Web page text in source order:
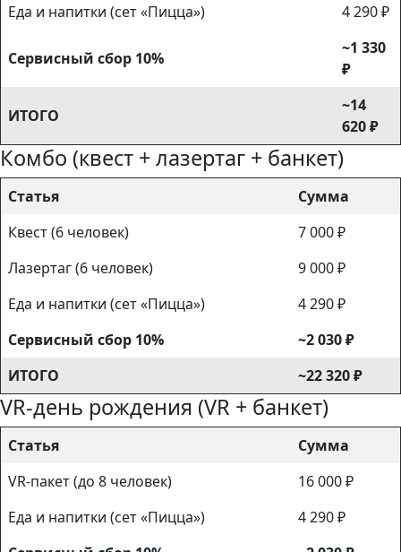
Еда и напитки (сет «Пицца») 4 290 ₽
Сервисный сбор 10%
~1 330
₽
ИТОГО
~14
620 ₽
Комбо (квест + лазертаг + банкет)
Статья
Сумма
Квест (6 человек)
7 000 ₽
Лазертаг (6 человек)
9 000 ₽
Еда и напитки (сет «Пицца»)
4 290 ₽
Сервисный сбор 10%
~2 030 ₽
ИТОГО
~22 320 ₽
VR-день рождения (VR + банкет)
Статья
Сумма
VR-пакет (до 8 человек)
16 000 ₽
Еда и напитки (сет «Пицца»)
4 290 ₽